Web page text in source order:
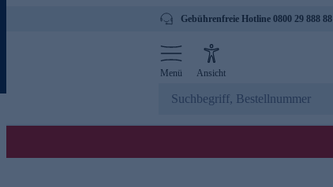
Gebührenfreie Hotline 0800 29 888 88
Menü Ansicht